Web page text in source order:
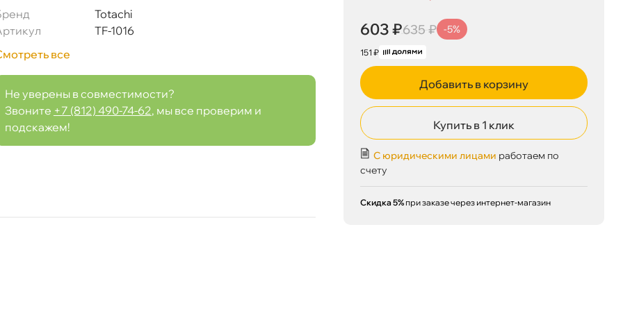
Totachi
TF-1016
все
Не уверены в совместимости?
Звоните +7 (812) 490-74-62, мы все проверим и
подскажем!
603 ₽635 ₽ -5%
151 ₽
Добавить в корзину
Купить в 1 клик
С юридическими лицами работаем по
счету
Скидка 5% при заказе через интернет-магазин
635 ₽
07.08 (при заказе от 2000₽) Сегодня, 07.08